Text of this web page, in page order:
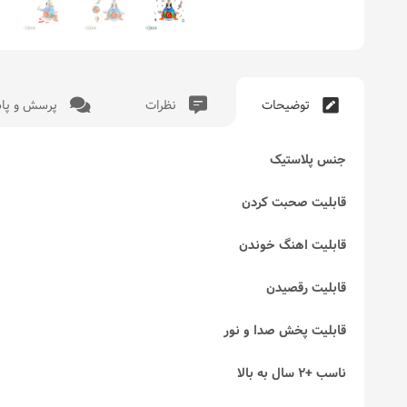
توضیحات نظرات پرسش و
جنس پلاستیک
قابلیت صحبت کردن
قابلیت اهنگ خوندن
قابلیت رقصیدن
قابلیت پخش صدا و نور
ناسب +2 سال به بالا